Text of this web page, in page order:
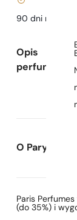
90 dni na
Opis
perfum
O Paryskie
Paris
(do 35%) i